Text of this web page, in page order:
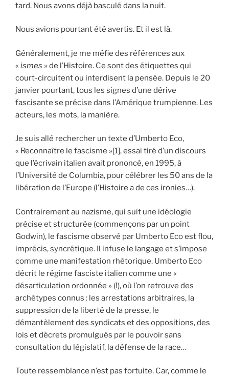
tard. Nous avons déjà basculé dans la nuit.
Nous avions pourtant été avertis. Et il est là.
Généralement, je me méfie des références aux
« ismes » de l’Histoire. Ce sont des étiquettes qui
court-circuitent ou interdisent la pensée. Depuis le 20
janvier pourtant, tous les signes d’une dérive
fascisante se précise dans l’Amérique trumpienne. Les
acteurs, les mots, la manière.
Je suis allé rechercher un texte d’Umberto Eco,
« Reconnaître le fascisme »[1], essai tiré d’un discours
que l’écrivain italien avait prononcé, en 1995, à
l’Université de Columbia, pour célébrer les 50 ans de la
libération de l’Europe (l’Histoire a de ces ironies…).
Contrairement au nazisme, qui suit une idéologie
précise et structurée (commençons par un point
Godwin), le fascisme observé par Umberto Eco est flou,
imprécis, syncrétique. Il infuse le langage et s’impose
comme une manifestation rhétorique. Umberto Eco
décrit le régime fasciste italien comme une «
désarticulation ordonnée » (!), où l’on retrouve des
archétypes connus : les arrestations arbitraires, la
suppression de la liberté de la presse, le
démantèlement des syndicats et des oppositions, des
lois et décrets promulgués par le pouvoir sans
consultation du législatif, la défense de la race…
Toute ressemblance n’est pas fortuite. Car, comme le